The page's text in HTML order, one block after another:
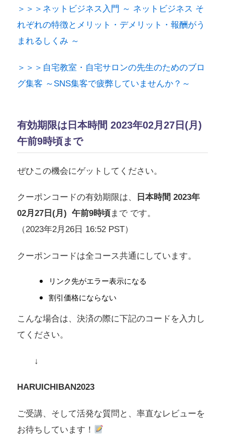
＞＞＞ネットビジネス入門 ～ ネットビジネス そ
れぞれの特徴とメリット・デメリット・報酬がう
まれるしくみ ～
＞＞＞自宅教室・自宅サロンの先生のためのブロ
グ集客 ～SNS集客で疲弊していませんか？～
有効期限は日本時間 2023年02月27日(月)
午前9時頃まで
ぜひこの機会にゲットしてください。
クーポンコードの有効期限は、
日本時間 2023年
02月27日(月) 午前9時頃まで です。
（2023年2月26日 16:52 PST）
クーポンコードは全コース共通にしています。
リンク先がエラー表示になる
割引価格にならない
こんな場合は、決済の際に下記のコードを入力し
てください。
↓
HARUICHIBAN2023
ご受講、そして活発な質問と、率直なレビューを
お待ちしています！